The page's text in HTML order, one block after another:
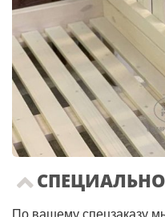
По вашему спецзаказу